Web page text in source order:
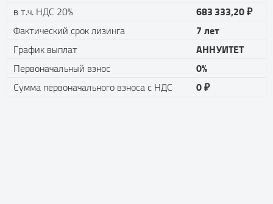
в т.ч. НДС 20% 683 333,20 ₽
Фактический срок лизинга 7 лет
График выплат АННУИТЕТ
Первоначальный взнос 0%
Сумма первоначального взноса с НДС 0 ₽